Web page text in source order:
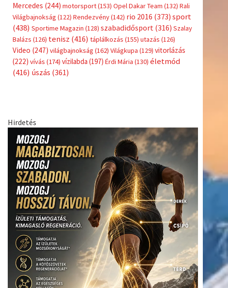
Mercedes (244) motorsport(153) Opel Dakar Team (132) Rali
Világbajnokság (122) Rendezvény(142) rio 2016 (373) sport
(438) Sportime Magazin (128) szabadidősport (316) Szalay
Balázs (126) tenisz (416) táplálkozás (155) utazás (126)
Video (247) világbajnokság (162) Világkupa (129) vitorlázás
(222) vívás (174) vízilabda (197) Érdi Mária (130) életmód
(416) úszás (361)
Hirdetés